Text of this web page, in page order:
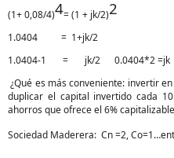
(1+ 0,08/4)4= (1 + jk/2)2
1.0404 = 1+jk/2
1.0404-1 = jk/2 0.0404*2 =jk i
¿Qué es más conveniente: invertir
duplicar el capital invertido cada
ahorros que ofrece el 6%
Sociedad Maderera: Cn =2,